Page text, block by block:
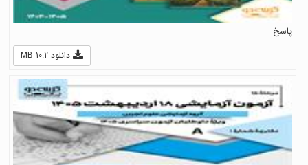
پاسخ
دانلود 10.2 MB